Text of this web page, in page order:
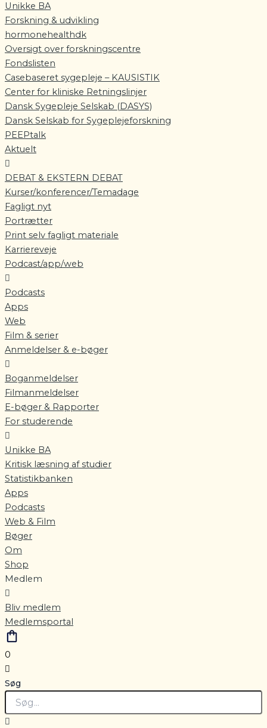
Unikke BA
Forskning & udvikling
hormonehealthdk
Oversigt over forskningscentre
Fondslisten
Casebaseret sygepleje – KAUSISTIK
Center for kliniske Retningslinjer
Dansk Sygepleje Selskab (DASYS)
Dansk Selskab for Sygeplejeforskning
PEEPtalk
Aktuelt
DEBAT & EKSTERN DEBAT
Kurser/konferencer/Temadage
Fagligt nyt
Portrætter
Print selv fagligt materiale
Karriereveje
Podcast/app/web
Podcasts
Apps
Web
Film & serier
Anmeldelser & e-bøger
Boganmeldelser
Filmanmeldelser
E-bøger & Rapporter
For studerende
Unikke BA
Kritisk læsning af studier
Statistikbanken
Apps
Podcasts
Web & Film
Bøger
Om
Shop
Medlem
Bliv medlem
Medlemsportal
0
Søg